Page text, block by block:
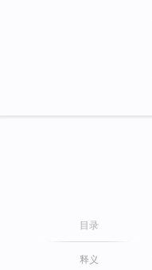
目录
释义